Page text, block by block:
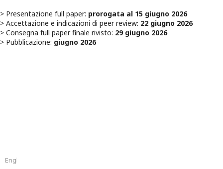
> Presentazione full paper: prorogata al 15 giugno 2026
> Accettazione e indicazioni di peer review: 22 giugno 2026
> Consegna full paper finale rivisto: 29 giugno 2026
> Pubblicazione: giugno 2026
English